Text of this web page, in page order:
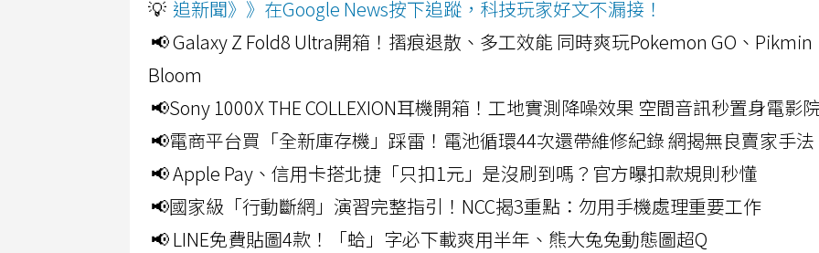
💡 追新聞》》在Google News按下追蹤，科技玩家好文不漏接！
📢 Galaxy Z Fold8 Ultra開箱！摺痕退散、多工效能 同時爽玩Pokemon GO、Pikmin
Bloom
📢Sony 1000X THE COLLEXION耳機開箱！工地實測降噪效果 空間音訊秒置身電影
📢電商平台買「全新庫存機」踩雷！電池循環44次還帶維修紀錄 網揭無良賣家手法
📢 Apple Pay、信用卡搭北捷「只扣1元」是沒刷到嗎？官方曝扣款規則秒懂
📢國家級「行動斷網」演習完整指引！NCC揭3重點：勿用手機處理重要工作
📢 LINE免費貼圖4款！「蛤」字必下載爽用半年、熊大兔兔動態圖超Q